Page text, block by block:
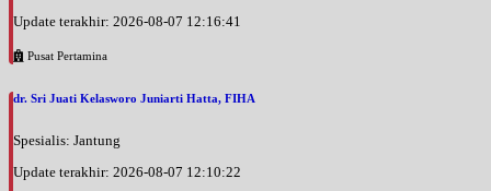
Update terakhir: 2026-08-07 12:16:41
Pusat Pertamina
dr. Sri Juati Kelasworo Juniarti Hatta, FIHA
Spesialis: Jantung
Update terakhir: 2026-08-07 12:10:22